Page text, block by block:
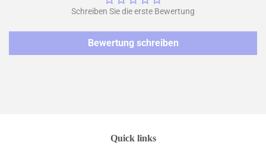
Schreiben Sie die erste Bewertung
Bewertung schreiben
Quick links